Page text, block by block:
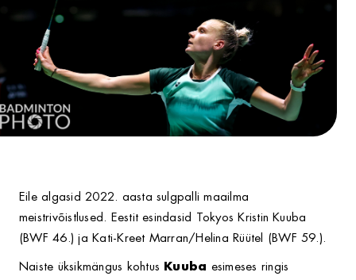
Eile algasid 2022. aasta sulgpalli maailma
meistrivõistlused. Eestit esindasid Tokyos Kristin Kuuba
(BWF 46.) ja Kati-Kreet Marran/Helina Rüütel (BWF 59.).
Naiste üksikmängus kohtus Kuuba esimeses ringis